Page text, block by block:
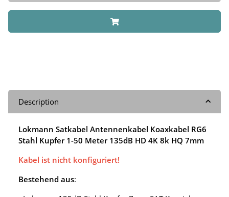
Description
Lokmann Satkabel Antennenkabel Koaxkabel RG6
Stahl Kupfer 1-50 Meter 135dB HD 4K 8k HQ 7mm
Kabel ist nicht konfiguriert!
Bestehend aus: